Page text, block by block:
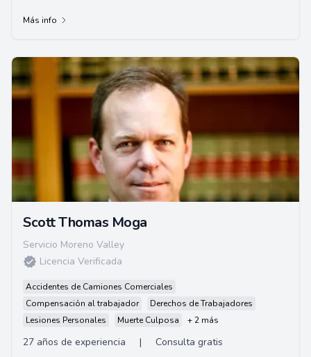
Más info
Scott Thomas Moga
Servicio Moreno Valley
Licencia Verificada
Accidentes de Camiones Comerciales
Compensación al trabajador
Derechos de Trabajadores
Lesiones Personales
Muerte Culposa + 2 más
27 años de experiencia |
Consulta gratis